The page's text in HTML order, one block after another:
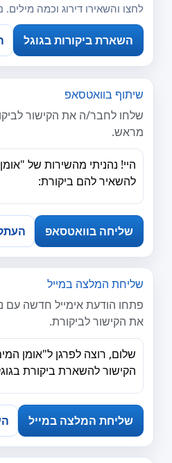
לחצו והשאירו דירוג וכמה
השארת ביקורות בגוגל
שיתוף בוואטסאפ
שלחו לחבר/ה את הקישור
מראש.
שליחה בוואטסאפ
שליחת המלצה במייל
פתחו הודעת אימייל חדשה עם
את הקישור לביקורת.
שליחת המלצה במייל